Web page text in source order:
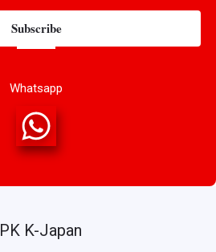
Subscribe
Whatsapp
K-Japan